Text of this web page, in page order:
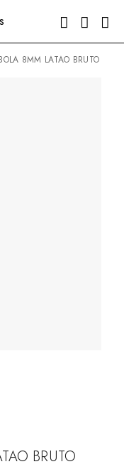
8MM LATAO BRUTO
BRUTO